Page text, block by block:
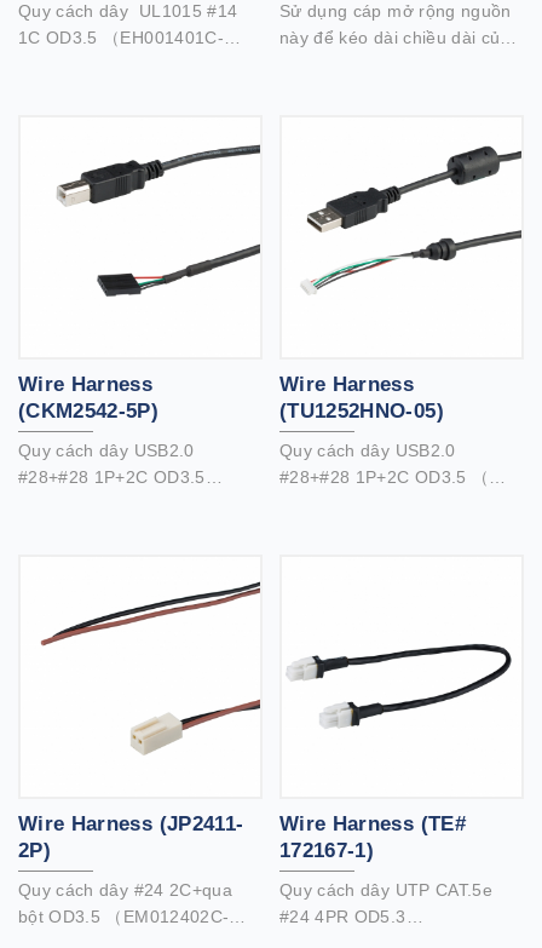
Quy cách dây UL1015 #14
1C OD3.5 （EH001401C-
Sử dụng cáp mở rộng nguồn
này để kéo dài chiều dài của
Wire Harness
(CKM2542-5P)
Quy cách dây USB2.0
#28+#28 1P+2C OD3.5
Wire Harness
(TU1252HNO-05)
Quy cách dây USB2.0
#28+#28 1P+2C OD3.5 （
Wire Harness (JP2411-
2P)
Quy cách dây #24 2C+qua
bột OD3.5 （EM012402C-
Wire Harness (TE#
172167-1)
Quy cách dây UTP CAT.5e
#24 4PR OD5.3